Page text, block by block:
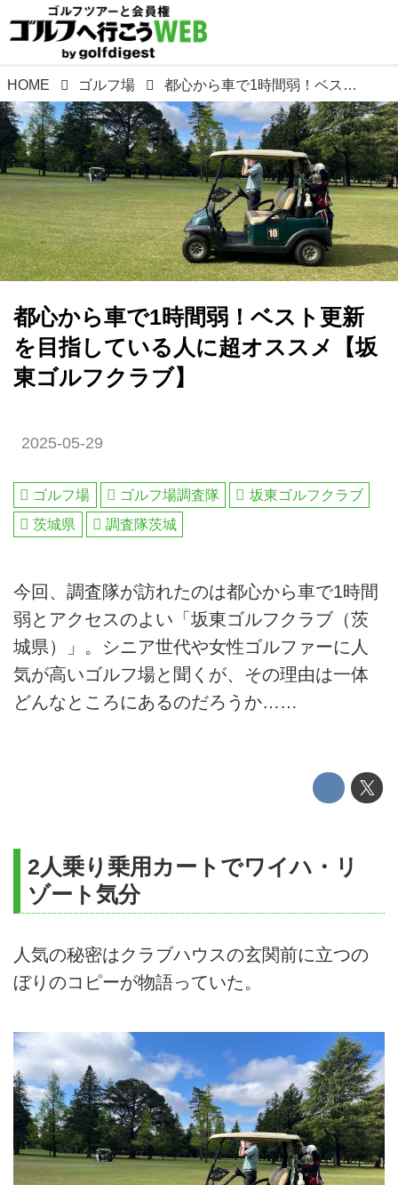
HOME ゴルフ場 都心から車で1時間弱！ベスト更新を目指している人に超オススメ【坂東ゴルフクラブ】
都心から車で1時間弱！ベスト更新
を目指している人に超オススメ【坂
東ゴルフクラブ】
2025-05-29
ゴルフ場 ゴルフ場調査隊
坂東ゴルフクラブ
茨城県
調査隊茨城
今回、調査隊が訪れたのは都心から車で1時間
弱とアクセスのよい「坂東ゴルフクラブ（茨
城県）」。シニア世代や女性ゴルファーに人
気が高いゴルフ場と聞くが、その理由は一体
どんなところにあるのだろうか……
2人乗り乗用カートでワイハ・リ
ゾート気分
人気の秘密はクラブハウスの玄関前に立つの
ぼりのコピーが物語っていた。